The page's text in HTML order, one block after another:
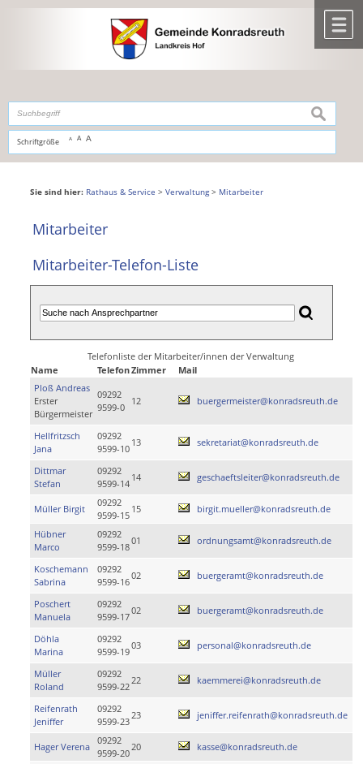
,zur Navigationoderzur Startseitespringen.
Schriftgröße A A A
suchen
Sie sind hier: Rathaus & Service > Verwaltung> Mitarbeiter
Mitarbeiter
Mitarbeiter-Telefon-Liste
Telefonliste der Mitarbeiter/innen der Verwaltung
Name
TelefonZimmer
Mail
Ploß Andreas
Erster
Bürgermeister
09292
9599-0
12 buergermeister@konradsreuth.de
Hellfritzsch
Jana
09292
9599-10
13 sekretariat@konradsreuth.de
Dittmar
Stefan
09292
9599-14
14 geschaeftsleiter@konradsreuth.de
Müller Birgit
09292
9599-15
15 birgit.mueller@konradsreuth.de
Hübner
Marco
09292
9599-18
01 ordnungsamt@konradsreuth.de
Koschemann
Sabrina
09292
9599-16
02 buergeramt@konradsreuth.de
Poschert
Manuela
09292
9599-17
02 buergeramt@konradsreuth.de
Döhla
Marina
09292
9599-19
03 personal@konradsreuth.de
Müller
Roland
09292
9599-22
22 kaemmerei@konradsreuth.de
Reifenrath
Jeniffer
09292
9599-23
23 jeniffer.reifenrath@konradsreuth.de
Hager Verena
09292
9599-20
20 kasse@konradsreuth.de